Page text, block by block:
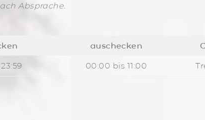
Absprache.
auschecken
00:00 bis 11:00